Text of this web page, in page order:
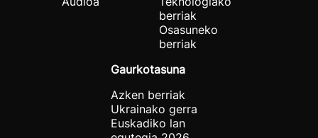
berriak
Osasuneko
berriak
Gaurkotasuna
Azken berriak
Ukrainako gerra
Euskadiko lan